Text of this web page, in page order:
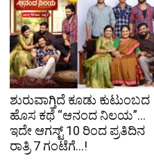
ಶುರುವಾಗ್ತಿದೆ ಕೂಡು ಕುಟುಂಬದ
ಹೊಸ ಕಥೆ “ಆನಂದ ನಿಲಯ”…
ಇದೇ ಆಗಸ್ಟ್ 10 ರಿಂದ ಪ್ರತಿದಿನ
ರಾತ್ರಿ 7 ಗಂಟೆಗೆ…!